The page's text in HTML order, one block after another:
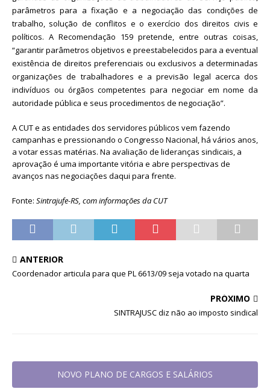
parâmetros para a fixação e a negociação das condições de
trabalho, solução de conflitos e o exercício dos direitos civis e
políticos. A Recomendação 159 pretende, entre outras coisas,
“garantir parâmetros objetivos e preestabelecidos para a eventual
existência de direitos preferenciais ou exclusivos a determinadas
organizações de trabalhadores e a previsão legal acerca dos
indivíduos ou órgãos competentes para negociar em nome da
autoridade pública e seus procedimentos de negociação”.
A CUT e as entidades dos servidores públicos vem fazendo
campanhas e pressionando o Congresso Nacional, há vários anos,
a votar essas matérias. Na avaliação de lideranças sindicais, a
aprovação é uma importante vitória e abre perspectivas de
avanços nas negociações daqui para frente.
Fonte: Sintrajufe-RS, com informações da CUT
ANTERIOR
Coordenador articula para que PL 6613/09 seja votado na quarta
PRÓXIMO
SINTRAJUSC diz não ao imposto sindical
NOVO PLANO DE CARGOS E SALÁRIOS